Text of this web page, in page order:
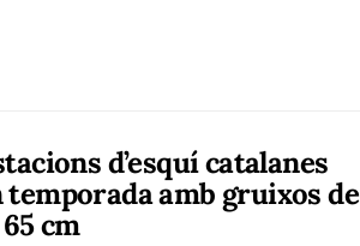
d’esquí catalanes
amb gruixos de
cm